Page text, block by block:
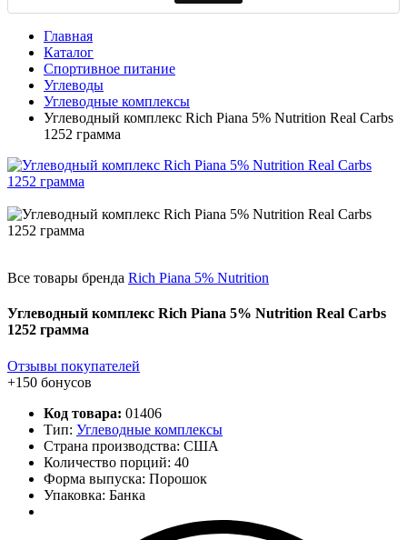
Главная
Каталог
Спортивное питание
Углеводы
Углеводные комплексы
Углеводный комплекс Rich Piana 5% Nutrition Real Carbs
1252 грамма
Все товары бренда Rich Piana 5% Nutrition
Углеводный комплекс Rich Piana 5% Nutrition Real Carbs
1252 грамма
Отзывы покупателей
+150 бонусов
Код товара: 01406
Тип: Углеводные комплексы
Страна производства: США
Количество порций: 40
Форма выпуска: Порошок
Упаковка: Банка